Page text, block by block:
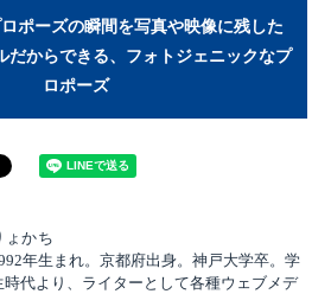
ポーズの瞬間を写真や映像に残した
だからできる、フォトジェニックなプ
ロポーズ
ょかち
年生まれ。京都府出身。神戸大学卒。学
時代より、ライターとして各種ウェブメデ